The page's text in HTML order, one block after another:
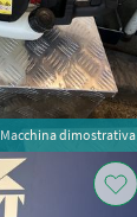
Macchina dimostrativa